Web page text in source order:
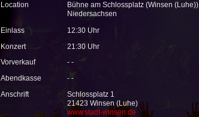
Location
Bühne am Schlossplatz (Winsen (Luhe))
Niedersachsen
Einlass
12:30 Uhr
Konzert
21:30 Uhr
Vorverkauf
- -
Abendkasse
- -
Anschrift
Schlossplatz 1
21423 Winsen (Luhe)
www.stadt-winsen.de